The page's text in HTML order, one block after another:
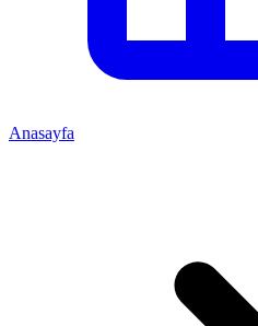
Anasayfa